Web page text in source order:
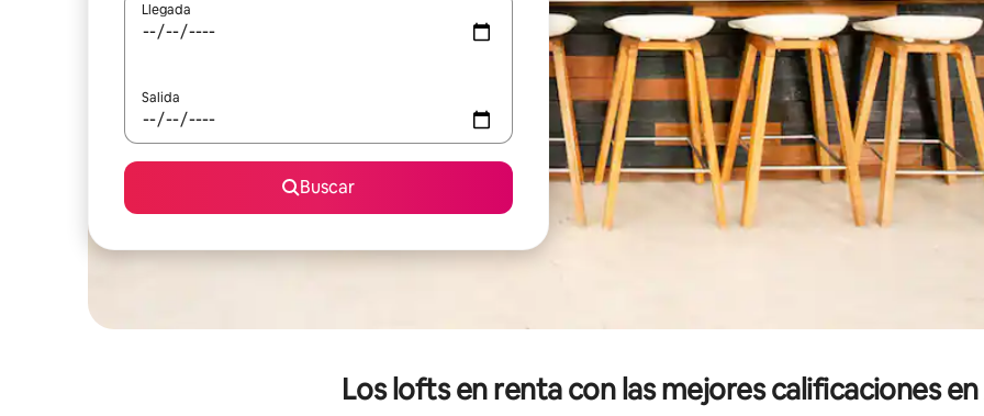
Llegada
Salida
Buscar
Los lofts en renta con las mejores calificaciones